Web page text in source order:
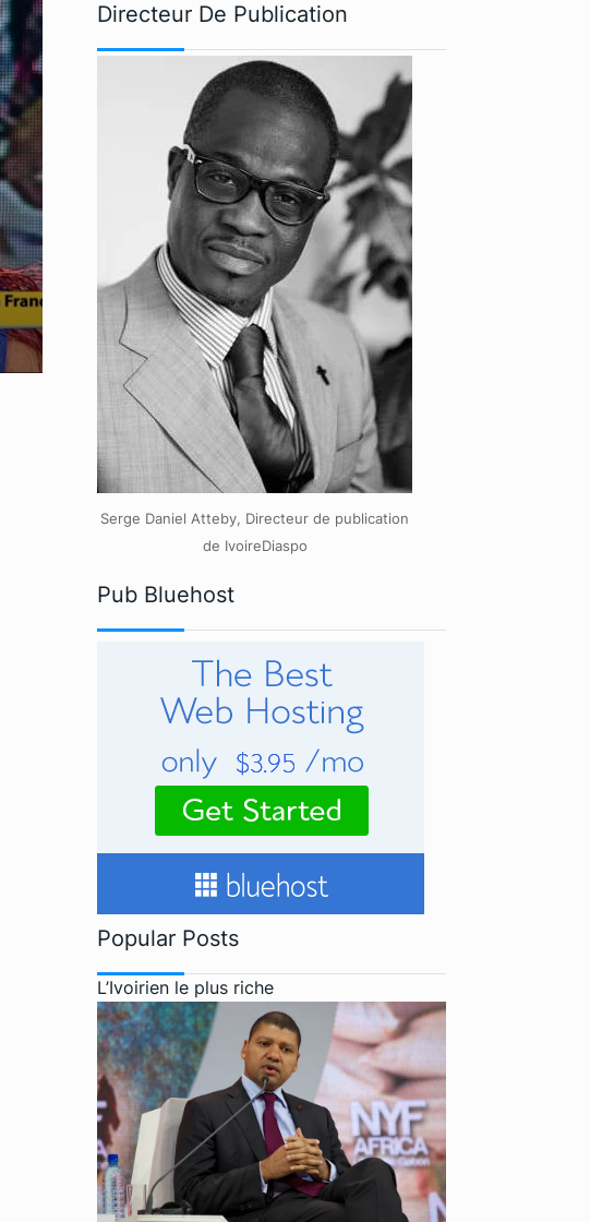
Directeur De Publication
Serge Daniel Atteby, Directeur de publication
de IvoireDiaspo
Pub Bluehost
Popular Posts
L’Ivoirien le plus riche